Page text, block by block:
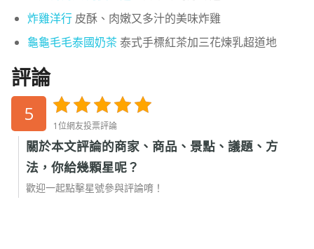
炸雞洋行皮酥、肉嫩又多汁的美味炸雞
龜龜毛毛泰國奶茶泰式手標紅茶加三花煉乳超道地
評論
5
1位網友投票評論
關於本文評論的商家、商品、景點、議題、方
法，你給幾顆星呢？
歡迎一起點擊星號參與評論唷！